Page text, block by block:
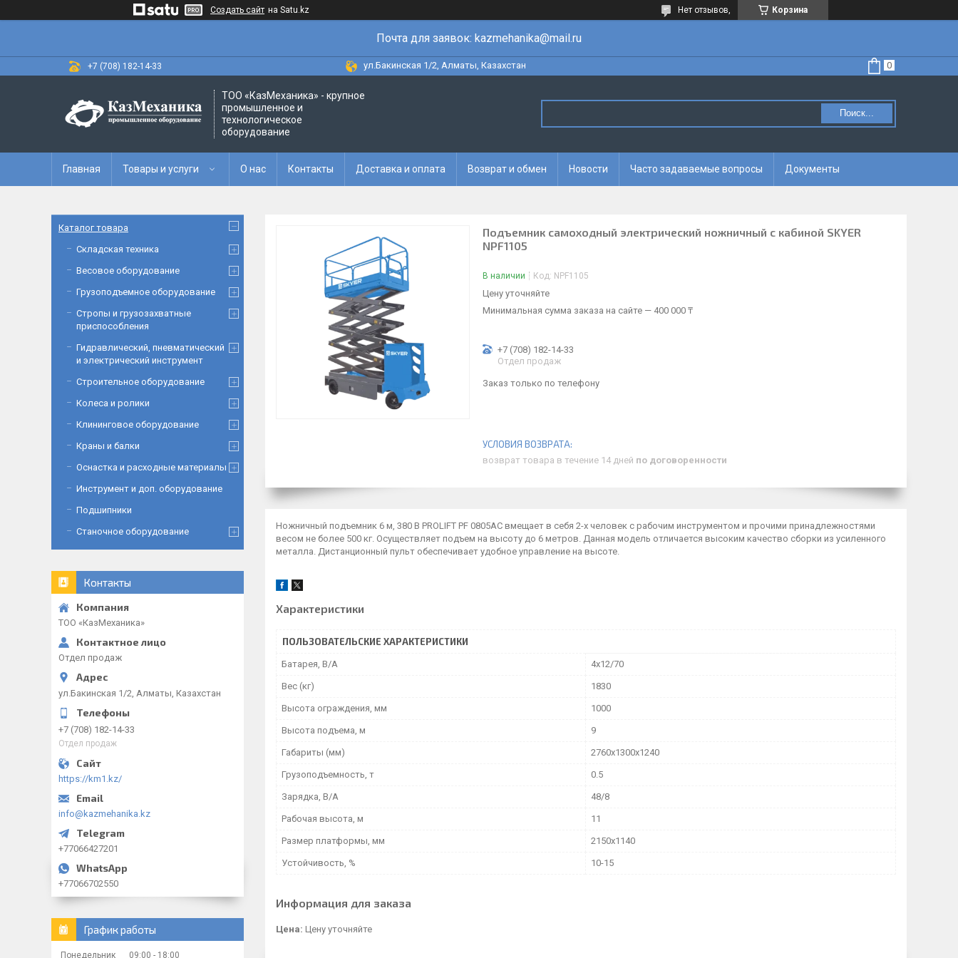
Создать сайт на Satu.kz Корзина
Нет отзывов,
Почта для заявок: kazmehanika@mail.ru
+7 (708) 182-14-33 ул.Бакинская 1/2, Алматы, Казахстан
ТОО «‎КазМеханика» - крупное
промышленное и
технологическое
оборудование
Поиск...
Главная Товары и услуги О нас Контакты Доставка и оплата Возврат и обмен Новости Часто задаваемые вопросы Документы
Подъемник самоходный электрический ножничный с кабиной SKYER
NPF1105
В наличии Код: NPF1105
Цену уточняйте
Минимальная сумма заказа на сайте — 400 000 ₸
+7 (708) 182-14-33
Отдел продаж
Заказ только по телефону
возврат товара в течение 14 дней по договоренности
Ножничный подъемник 6 м, 380 B PROLIFT PF 0805AC вмещает в себя 2-х человек с рабочим инструментом и прочими принадлежностями
весом не более 500 кг. Осуществляет подъем на высоту до 6 метров. Данная модель отличается высоким качество сборки из усиленного
металла. Дистанционный пульт обеспечивает удобное управление на высоте.
Характеристики
ПОЛЬЗОВАТЕЛЬСКИЕ ХАРАКТЕРИСТИКИ
Батарея, В/А 4x12/70
Вес (кг) 1830
Высота ограждения, мм 1000
Высота подъема, м 9
Габариты (мм) 2760x1300x1240
Грузоподъемность, т 0.5
Зарядка, В/А 48/8
Рабочая высота, м 11
Размер платформы, мм 2150x1140
Устойчивость, % 10-15
Информация для заказа
Цена: Цену уточняйте
Каталог товара
Складская техника
Весовое оборудование
Грузоподъемное оборудование
Стропы и грузозахватные
приспособления
Гидравлический, пневматический
и электрический инструмент
Строительное оборудование
Колеса и ролики
Клининговое оборудование
Краны и балки
Оснастка и расходные материалы
Инструмент и доп. оборудование
Подшипники
Станочное оборудование
Контакты
ТОО «‎КазМеханика»
Отдел продаж
ул.Бакинская 1/2, Алматы, Казахстан
+7 (708) 182-14-33
Отдел продаж
https://km1.kz/
info@kazmehanika.kz
+77066427201
+77066702550
График работы
Понедельник 09:00 18:00